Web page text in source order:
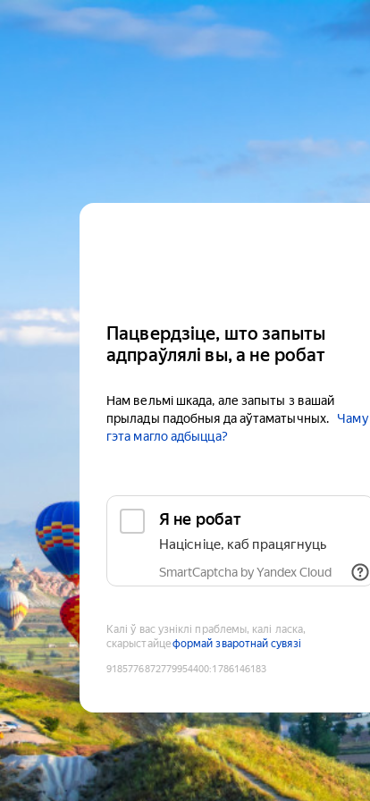
Пацвердзіце, што запыты
адпраўлялі вы, а не робат
Нам вельмі шкада, але запыты з вашай
прылады падобныя да аўтаматычных.
Чаму
гэта магло адбыцца?
Я не робат
Націсніце, каб працягнуць
SmartCaptcha by Yandex Cloud
Калі ў вас узніклі праблемы, калі ласка,
скарыстайцеформай зваротнай сувязі
9185776872779954400:1786146183